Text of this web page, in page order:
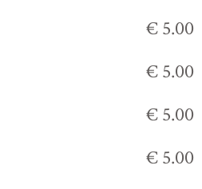
€ 5.00
€ 5.00
€ 5.00
€ 5.00